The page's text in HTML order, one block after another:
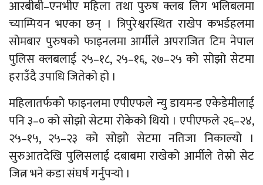
आरबीबी–एनभीए महिला तथा पुरुष क्लब लिग भलिबलमा
च्याम्पियन भएका छन् । त्रिपुरेश्वरस्थित राखेप कभर्डहलमा
सोमबार पुरुषको फाइनलमा आर्मीले अपराजित टिम नेपाल
पुलिस क्लबलाई २५–१८, २५–१६, २७–२५ को सोझो सेटमा
हराउँदै उपाधि जितेको हो ।
महिलातर्फको फाइनलमा एपीएफले न्यु डायमन्ड एकेडेमीलाई
पनि ३–० को सोझो सेटमा रोकेको थियो । एपीएफले २६–२४,
२५–१५, २५–२३ को सोझो सेटमा नतिजा निकाल्यो ।
सुरुआतदेखि पुलिसलाई दबाबमा राखेको आर्मीले तेस्रो सेट
जित्न भने कडा संघर्ष गर्नुपर्‍यो ।